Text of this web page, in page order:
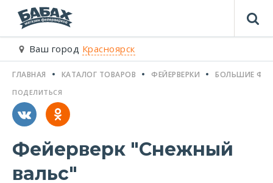
Ваш город Красноярск
ГЛАВНАЯ КАТАЛОГ ТОВАРОВ ФЕЙЕРВЕРКИ БОЛЬШИЕ
Фейерверк "Снежный
вальс"
ПОДЕЛИТЬСЯ